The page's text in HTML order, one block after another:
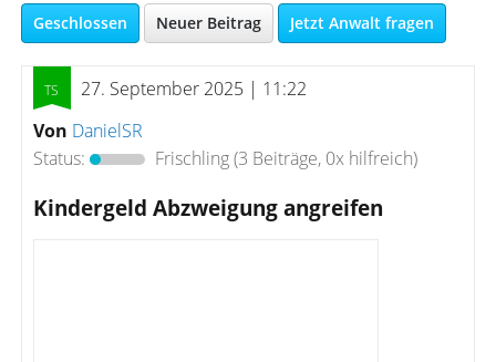
Geschlossen Neuer Beitrag Jetzt Anwalt fragen
27. September 2025 | 11:22
Von DanielSR
Status:
Frischling(3 Beiträge, 0x hilfreich)
Kindergeld Abzweigung angreifen